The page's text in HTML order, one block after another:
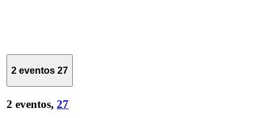
2 eventos 27
2 eventos, 27